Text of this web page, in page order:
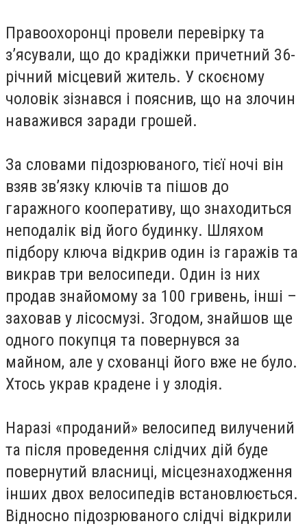
Правоохоронці провели перевірку та
з’ясували, що до крадіжки причетний 36-
річний місцевий житель. У скоєному
чоловік зізнався і пояснив, що на злочин
наважився заради грошей.
За словами підозрюваного, тієї ночі він
взяв зв’язку ключів та пішов до
гаражного кооперативу, що знаходиться
неподалік від його будинку. Шляхом
підбору ключа відкрив один із гаражів та
викрав три велосипеди. Один із них
продав знайомому за 100 гривень, інші –
заховав у лісосмузі. Згодом, знайшов ще
одного покупця та повернувся за
майном, але у схованці його вже не було.
Хтось украв крадене і у злодія.
Наразі «проданий» велосипед вилучений
та після проведення слідчих дій буде
повернутий власниці, місцезнаходження
інших двох велосипедів встановлюється.
Відносно підозрюваного слідчі відкрили